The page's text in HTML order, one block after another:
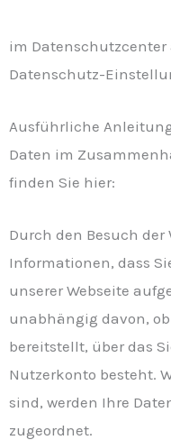
im
Datenschutz-
Ausführliche
Daten im
finden Sie hier:
Durch den Besuch der
Informationen, dass
unserer Webseite
unabhängig davon,
bereitstellt, über das
Nutzerkonto besteht.
sind, werden Ihre
zugeordnet.